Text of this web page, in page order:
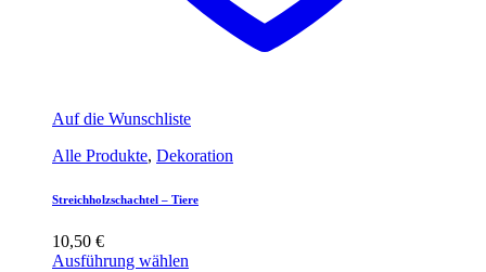
Auf die Wunschliste
Alle Produkte, Dekoration
Streichholzschachtel – Tiere
10,50 €
Ausführung wählen